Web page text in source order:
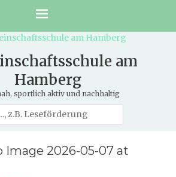
am
Hamberg
sportlich aktiv und nachhaltig
Image 2026-05-07 at